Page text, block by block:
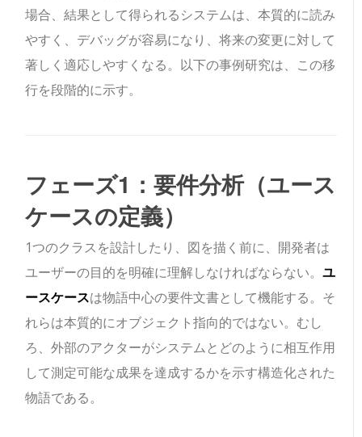
場合、結果として得られるシステムは、本質的に読み
やすく、デバッグが容易になり、将来の変更に対して
著しく適応しやすくなる。以下の事例研究は、この移
行を段階的に示す。
フェーズ1：要件分析（ユース
ケースの定義）
1つのクラスを設計したり、図を描く前に、開発者は
ユーザーの目的を明確に理解しなければならない。ユ
ースケースは物語中心の要件文書として機能する。そ
れらは本質的にオブジェクト指向的ではない。むし
ろ、外部のアクターがシステムとどのように相互作用
して測定可能な成果を達成するかを示す構造化された
物語である。